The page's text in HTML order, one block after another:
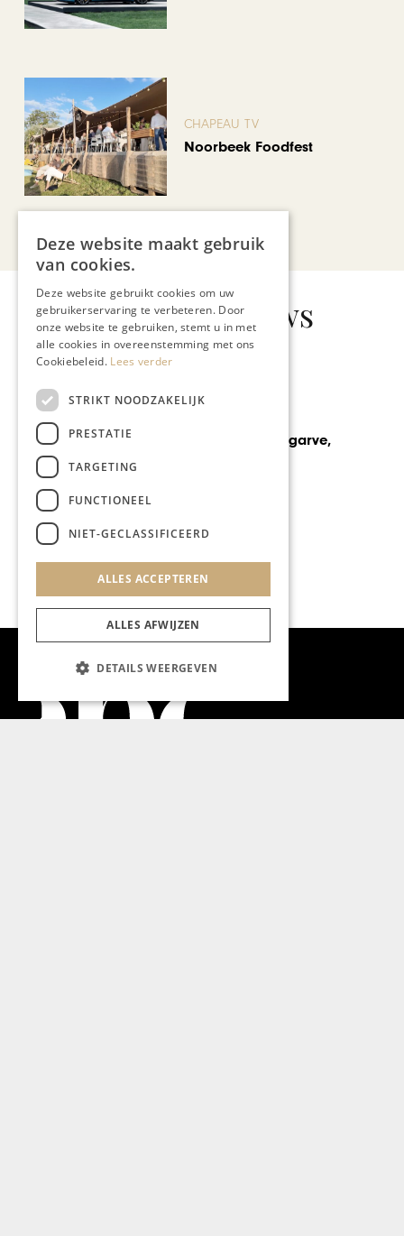
CHAPEAU TV
Noorbeek Foodfest
Gerelateerd nieuws
Feestelijke opening
Deze website maakt gebruik
van cookies.
Deze website gebruikt cookies om uw
gebruikerservaring te verbeteren. Door
onze website te gebruiken, stemt u in met
alle cookies in overeenstemming met ons
Cookiebeleid. Lees verder
STRIKT NOODZAKELIJK
PRESTATIE
TARGETING
FUNCTIONEEL
NIET-GECLASSIFICEERD
ALLES ACCEPTEREN
ALLES AFWIJZEN
DETAILS WEERGEVEN